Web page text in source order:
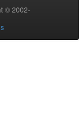
© 2002-